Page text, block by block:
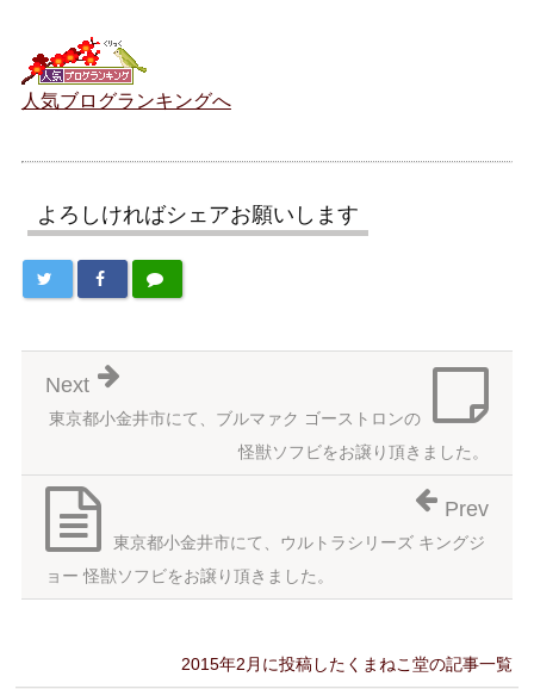
人気ブログランキングへ
よろしければシェアお願いします
東京都小金井市にて、ブルマァク ゴーストロンの
怪獣ソフビをお譲り頂きました。
Next
東京都小金井市にて、ウルトラシリーズ キングジ
ョー 怪獣ソフビをお譲り頂きました。
Prev
2015年2月に投稿したくまねこ堂の記事一覧